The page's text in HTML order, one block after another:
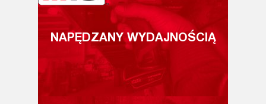
NAPĘDZANY WYDAJNOŚCIĄ